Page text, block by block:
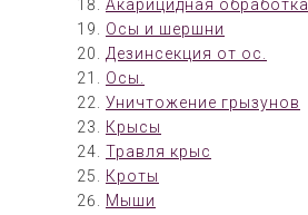
Акарицидная обработка
Осы и шершни
Дезинсекция от ос.
Осы.
Уничтожение грызунов
Крысы
Травля крыс
Кроты
Мыши